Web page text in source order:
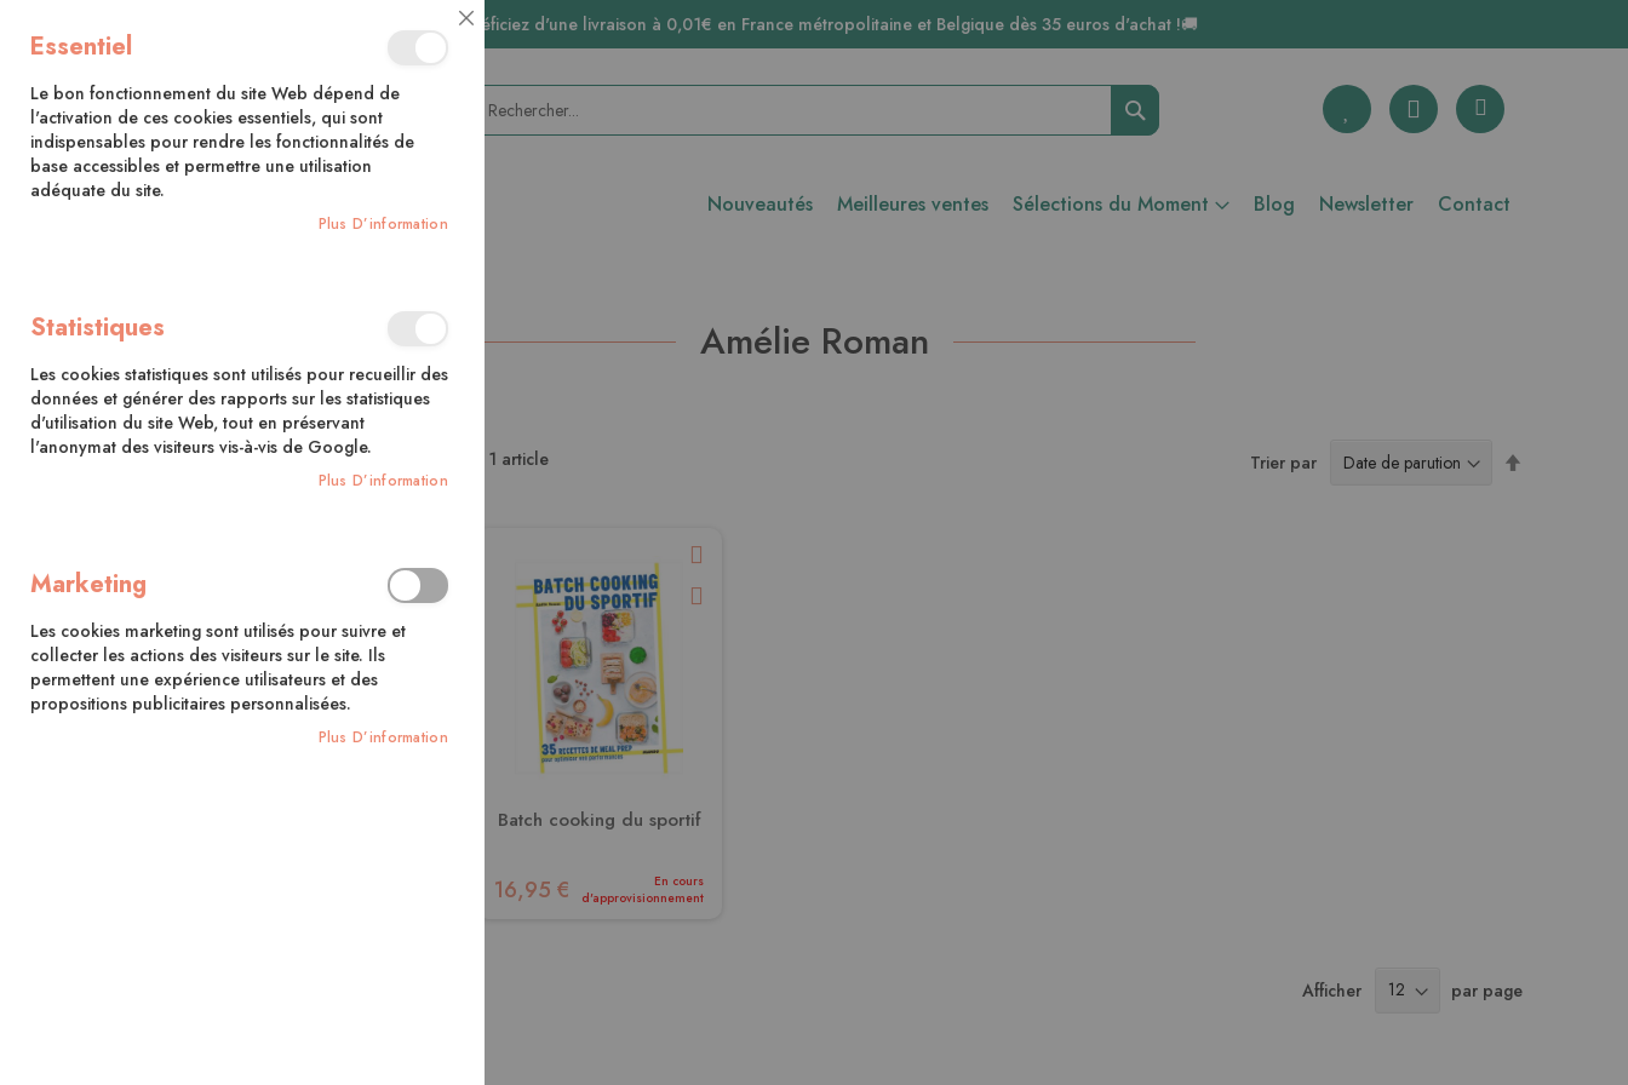
🚚 Bénéficiez d'une livraison à 0,01€ en France métropolitaine et Belgique dès 35 euros d'achat !🚚
Rechercher
CATÉGORIES Nouveautés Meilleures ventes Sélections du Moment Blog Newsletter Contact
Amélie Roman
1 article Trier par
Batch cooking du sportif
16,95 €
En cours
d'approvisionnement
Afficher par page
Close
Cookie
Essentiel
Le bon fonctionnement du site Web dépend de
l'activation de ces cookies essentiels, qui sont
indispensables pour rendre les fonctionnalités de
base accessibles et permettre une utilisation
adéquate du site.
Plus D’information
Statistiques
Les cookies statistiques sont utilisés pour recueillir des
données et générer des rapports sur les statistiques
d'utilisation du site Web, tout en préservant
l'anonymat des visiteurs vis-à-vis de Google.
Plus D’information
Marketing
Les cookies marketing sont utilisés pour suivre et
collecter les actions des visiteurs sur le site. Ils
permettent une expérience utilisateurs et des
propositions publicitaires personnalisées.
Plus D’information